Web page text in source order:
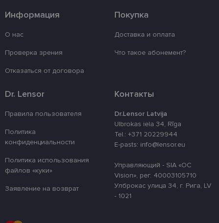
Информация
О нас
Проверка зрения
Отказаться от договора
Покупка
Доставка и оплата
Что такое абонемент?
Dr. Lensor
Правила пользователя
Политика
конфиденциальности
Политика использования
файлов «куки»
Заявление на возврат
Контакты
Dr.Lensor Latvija
Ulbrokas iela 34, Rīga
Tel.: +371 20229944
E-pasts: info@lensor.eu
Управляющий - SIA «OC
Vision», рег. 40003105710
Улброкас улица 34, г. Рига, LV
- 1021
Функциональные
Неклассифицированные
Обязательные файлы «куки» позволяют
выполнять основные функции веб-сайта, такие
записью. Веб-сайт не может использоваться
Провайдер /
Домен
Срок
действия
_tt_enable_cookie .lensor.eu
2 месяца
preferences
uz sīkdatņu
vietnē.
www.lensor.eu